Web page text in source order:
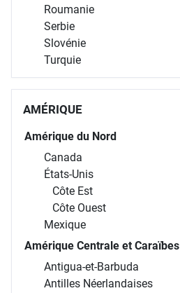
Roumanie
Serbie
Slovénie
Turquie
AMÉRIQUE
Amérique du Nord
Canada
États-Unis
Côte Est
Côte Ouest
Mexique
Amérique Centrale et Caraïbes
Antigua-et-Barbuda
Antilles Néerlandaises